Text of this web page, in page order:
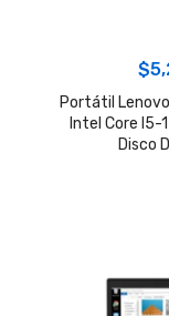
$
Portátil Lenovo
Intel Core I5-
Disco